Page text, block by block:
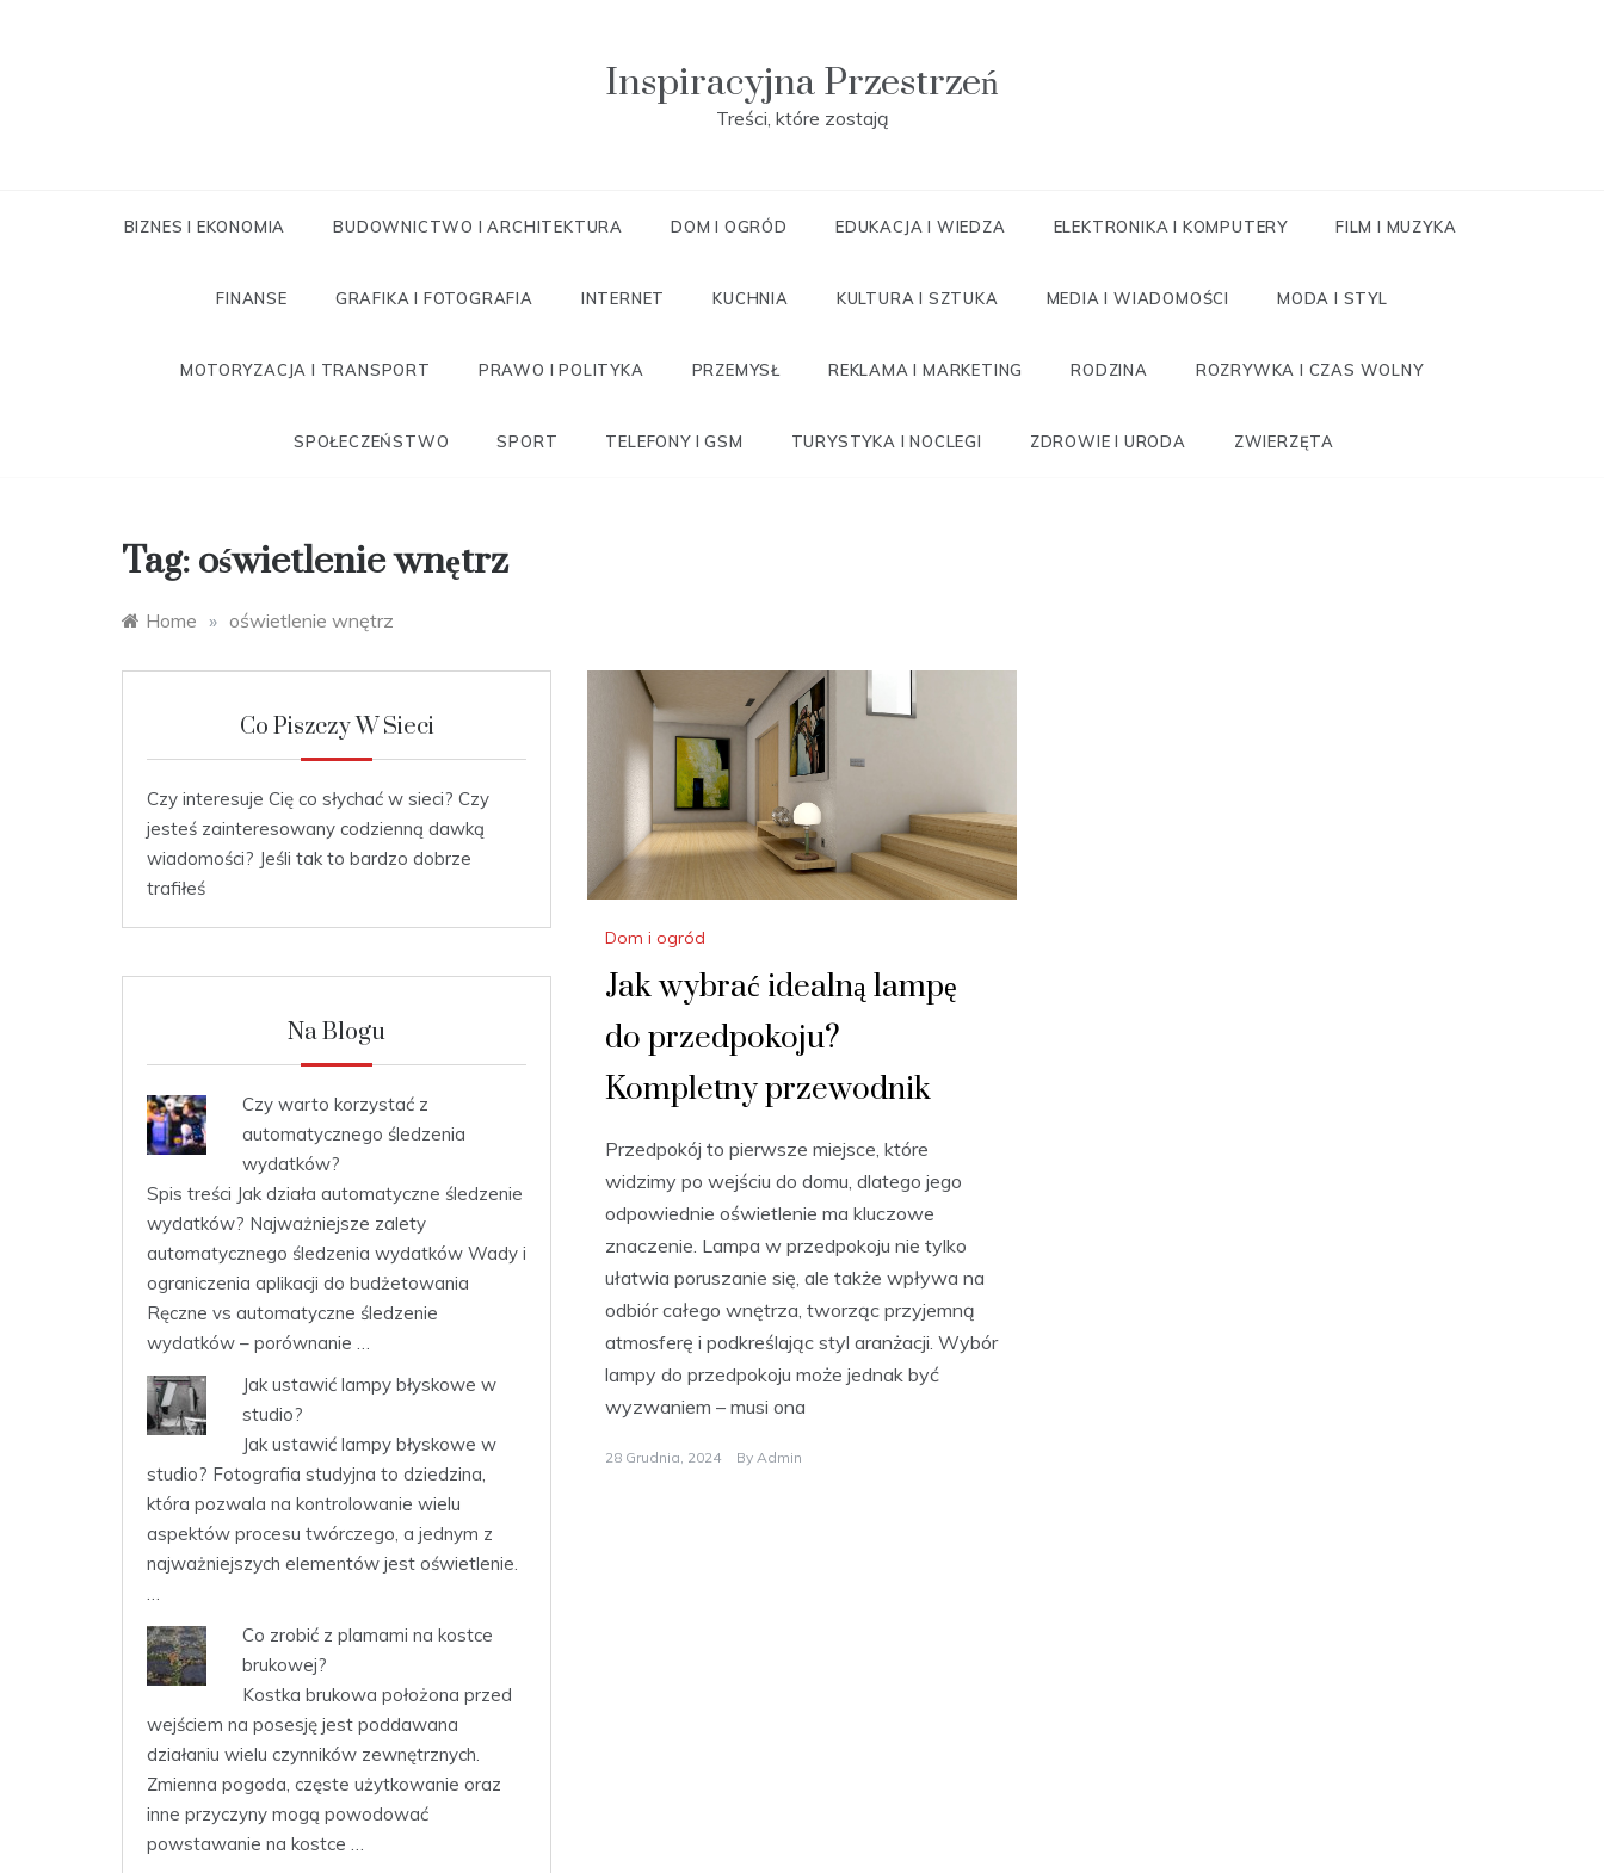
Inspiracyjna Przestrzeń
Treści, które zostają
BIZNES I EKONOMIA BUDOWNICTWO I ARCHITEKTURA DOM I OGRÓD EDUKACJA I WIEDZA ELEKTRONIKA I KOMPUTERY FILM I MUZYKA
FINANSE GRAFIKA I FOTOGRAFIA INTERNET KUCHNIA KULTURA I SZTUKA MEDIA I WIADOMOŚCI MODA I STYL
MOTORYZACJA I TRANSPORT PRAWO I POLITYKA PRZEMYSŁ REKLAMA I MARKETING RODZINA ROZRYWKA I CZAS WOLNY
SPOŁECZEŃSTWO SPORT TELEFONY I GSM TURYSTYKA I NOCLEGI ZDROWIE I URODA ZWIERZĘTA
Tag: oświetlenie wnętrz
Home » oświetlenie wnętrz
Dom i ogród
Jak wybrać idealną lampę
do przedpokoju?
Kompletny przewodnik
Przedpokój to pierwsze miejsce, które
widzimy po wejściu do domu, dlatego jego
odpowiednie oświetlenie ma kluczowe
znaczenie. Lampa w przedpokoju nie tylko
ułatwia poruszanie się, ale także wpływa na
odbiór całego wnętrza, tworząc przyjemną
atmosferę i podkreślając styl aranżacji. Wybór
lampy do przedpokoju może jednak być
wyzwaniem – musi ona
28 Grudnia, 2024 By Admin
Co Piszczy W Sieci
Czy interesuje Cię co słychać w sieci? Czy
jesteś zainteresowany codzienną dawką
wiadomości? Jeśli tak to bardzo dobrze
trafiłeś
Na Blogu
Czy warto korzystać z
automatycznego śledzenia
wydatków?
Spis treści Jak działa automatyczne śledzenie
wydatków? Najważniejsze zalety
automatycznego śledzenia wydatków Wady i
ograniczenia aplikacji do budżetowania
Ręczne vs automatyczne śledzenie
wydatków – porównanie …
Jak ustawić lampy błyskowe w
studio?
Jak ustawić lampy błyskowe w
studio? Fotografia studyjna to dziedzina,
która pozwala na kontrolowanie wielu
aspektów procesu twórczego, a jednym z
najważniejszych elementów jest oświetlenie.
…
Co zrobić z plamami na kostce
brukowej?
Kostka brukowa położona przed
wejściem na posesję jest poddawana
działaniu wielu czynników zewnętrznych.
Zmienna pogoda, częste użytkowanie oraz
inne przyczyny mogą powodować
powstawanie na kostce …